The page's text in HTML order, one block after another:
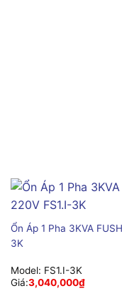
Ổn Áp 1 Pha 3KVA
3K
Model: FS1.I-3K
Giá:3,040,000₫